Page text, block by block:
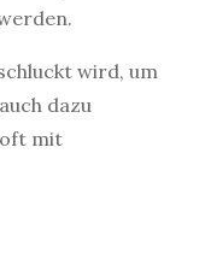
wird, um
dazu
oft mit